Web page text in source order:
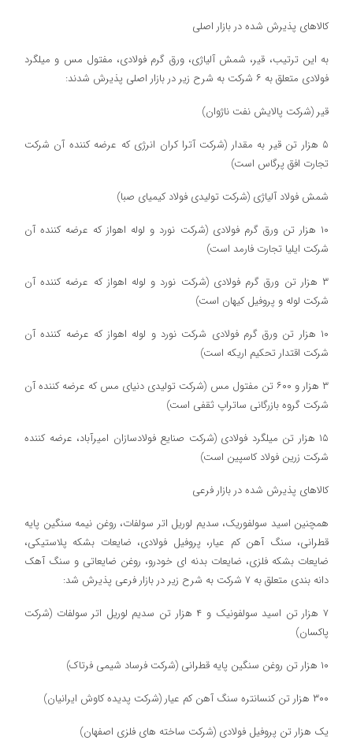
کالاهای پذیرش شده در بازار اصلی
به این ترتیب، قیر، شمش آلیاژی، ورق گرم فولادی، مفتول مس و میلگرد
فولادی متعلق به ۶ شرکت به شرح زیر در بازار اصلی پذیرش شدند:
قیر (شرکت پالایش نفت ناژوان)
۵ هزار تن قیر به مقدار (شرکت آترا کران انرژی که عرضه کننده آن شرکت
تجارت افق پرگاس است)
شمش فولاد آلیاژی (شرکت تولیدی فولاد کیمیای صبا)
۱۰ هزار تن ورق گرم فولادی (شرکت نورد و لوله اهواز که عرضه کننده آن
شرکت ایلیا تجارت فارمد است)
۳ هزار تن ورق گرم فولادی (شرکت نورد و لوله اهواز که عرضه کننده آن
شرکت لوله و پروفیل کیهان است)
۱۰ هزار تن ورق گرم فولادی شرکت نورد و لوله اهواز که عرضه کننده آن
شرکت اقتدار تحکیم اریکه است)
۳ هزار و ۶۰۰ تن مفتول مس (شرکت تولیدی دنیای مس که عرضه کننده آن
شرکت گروه بازرگانی ساتراپ ثقفی است)
۱۵ هزار تن میلگرد فولادی (شرکت صنایع فولادسازان امیرآباد، عرضه کننده
شرکت زرین فولاد کاسپین است)
کالاهای پذیرش شده در بازار فرعی
همچنین اسید سولفوریک، سدیم لوریل اتر سولفات، روغن نیمه سنگین پایه
قطرانی، سنگ آهن کم عیار، پروفیل فولادی، ضایعات بشکه پلاستیکی،
ضایعات بشکه فلزی، ضایعات بدنه ای خودرو، روغن ضایعاتی و سنگ آهک
دانه بندی متعلق به ۷ شرکت به شرح زیر در بازار فرعی پذیرش شد:
۷ هزار تن اسید سولفونیک و ۴ هزار تن سدیم لوریل اتر سولفات (شرکت
پاکسان)
۱۰ هزار تن روغن سنگین پایه قطرانی (شرکت فرساد شیمی فرتاک)
۳۰۰ هزار تن کنسانتره سنگ آهن کم عیار (شرکت پدیده کاوش ایرانیان)
یک هزار تن پروفیل فولادی (شرکت ساخته های فلزی اصفهان)